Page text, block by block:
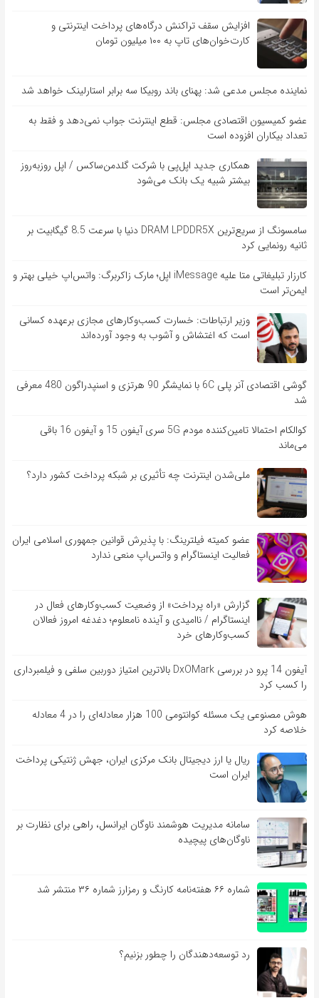
افزایش سقف تراکنش درگاه‌های پرداخت اینترنتی و
کارت‌خوان‌های تاپ به ۱۰۰ میلیون تومان
نماینده مجلس مدعی شد: پهنای باند روبیکا سه برابر استارلینک خواهد شد
عضو کمیسیون اقتصادی مجلس: قطع اینترنت جواب نمی‌دهد و فقط به
تعداد بیکاران افزوده است
همکاری جدید اپل‌پی با شرکت گلدمن‌ساکس / اپل روزبه‌روز
بیشتر شبیه یک بانک می‌شود
سامسونگ از سریع‌ترین DRAM LPDDR5X دنیا با سرعت 8.5 گیگابیت بر
ثانیه رونمایی کرد
کارزار تبلیغاتی متا علیه iMessage اپل؛ مارک زاکربرگ: واتس‌اپ خیلی بهتر و
ایمن‌تر است
وزیر ارتباطات: خسارت کسب‌وکارهای مجازی برعهده کسانی
است که اغتشاش و آشوب به وجود آورده‌اند
گوشی اقتصادی آنر پلی 6C با نمایشگر 90 هرتزی و اسنپدراگون 480 معرفی
شد
کوالکام احتمالا تامین‌کننده مودم 5G سری آیفون 15 و آیفون 16 باقی
می‌ماند
ملی‌شدن اینترنت چه تأثیری بر شبکه پرداخت کشور دارد؟
عضو کمیته فیلترینگ: با پذیرش قوانین جمهوری اسلامی ایران
فعالیت اینستاگرام و واتس‌اپ منعی ندارد
گزارش «راه پرداخت» از وضعیت کسب‌وکارهای فعال در
اینستاگرام / ناامیدی و آینده نامعلوم؛ دغدغه امروز فعالان
کسب‌وکارهای خرد
آیفون 14 پرو در بررسی DxOMark بالاترین امتیاز دوربین سلفی و فیلمبرداری
را کسب کرد
هوش مصنوعی یک مسئله کوانتومی 100 هزار معادله‌‎ای را در 4 معادله
خلاصه کرد
ریال یا ارز دیجیتال بانک مرکزی ایران، جهش ژنتیکی پرداخت
ایران است
سامانه مدیریت هوشمند ناوگان ایرانسل، راهی برای نظارت بر
ناوگان‌های پیچیده
شماره ۶۶ هفته‌نامه کارنگ و رمزارز شماره ۳۶ منتشر شد
رد توسعه‌دهندگان را چطور بزنیم؟